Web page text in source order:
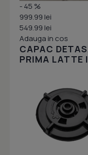
- 45 %
999.99 lei
549.99 lei
Adauga in cos
CAPAC
PRIMA LATTE